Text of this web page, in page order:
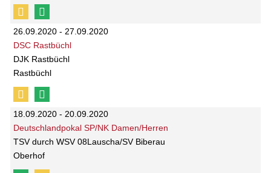
26.09.2020 - 27.09.2020
DSC Rastbüchl
DJK Rastbüchl
Rastbüchl
18.09.2020 - 20.09.2020
Deutschlandpokal SP/NK Damen/Herren
TSV durch WSV 08Lauscha/SV Biberau
Oberhof